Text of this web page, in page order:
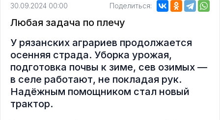
30.09.2024 00:00 Поделиться:
Любая задача по плечу
У рязанских аграриев продолжается
осенняя страда. Уборка урожая,
подготовка почвы к зиме, сев озимых —
в селе работают, не покладая рук.
Надёжным помощником стал новый
трактор.